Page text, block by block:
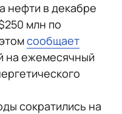
нефти в декабре
млн по
сообщает
на ежемесячный
сократились на